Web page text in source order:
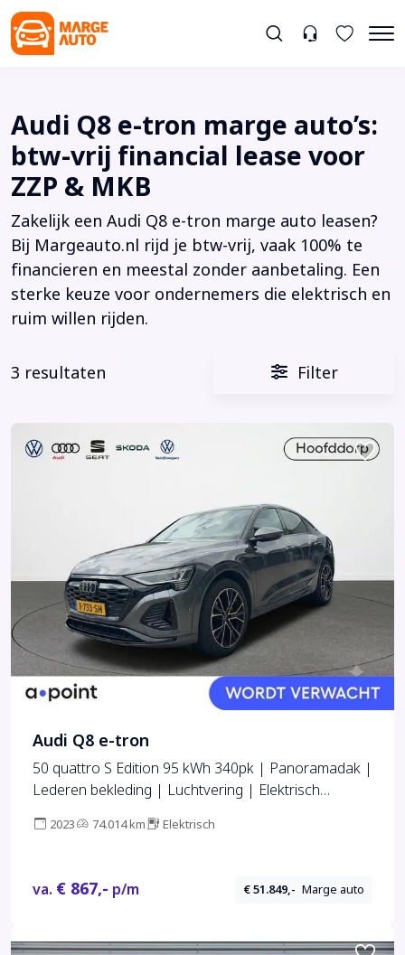
Audi Q8 e-tron marge auto’s:
btw-vrij financial lease voor
ZZP & MKB
Zakelijk een Audi Q8 e-tron marge auto leasen?
Bij Margeauto.nl rijd je btw-vrij, vaak 100% te
financieren en meestal zonder aanbetaling. Een
sterke keuze voor ondernemers die elektrisch en
ruim willen rijden.
3 resultaten Filter
Audi Q8 e-tron
50 quattro S Edition 95 kWh 340pk | Panoramadak |
Lederen bekleding | Luchtvering | Elektrisch
2023 74.014 km Elektrisch
va. € 867,- p/m € 51.849,- Marge auto